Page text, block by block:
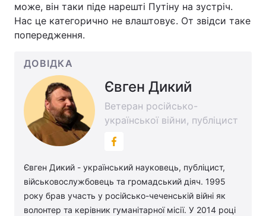
може, він таки піде нарешті Путіну на зустріч.
Нас це категорично не влаштовує. От звідси таке
попередження.
ДОВІДКА
Євген Дикий
Ветеран російсько-
української війни, публіцист
Євген Дикий - український науковець, публіцист,
військовослужбовець та громадський діяч. 1995
року брав участь у російсько-чеченській війні як
волонтер та керівник гуманітарної місії. У 2014 році